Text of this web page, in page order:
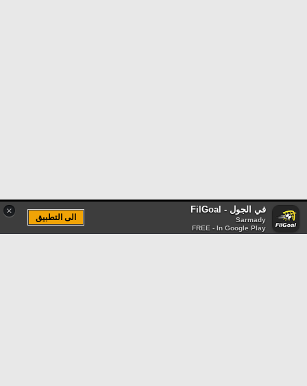
× في الجول - FilGoal
Sarmady
FREE - In Google Play
الى التطبيق